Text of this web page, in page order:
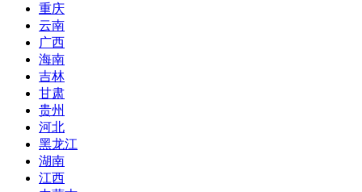
重庆
云南
广西
海南
吉林
甘肃
贵州
河北
黑龙江
湖南
江西